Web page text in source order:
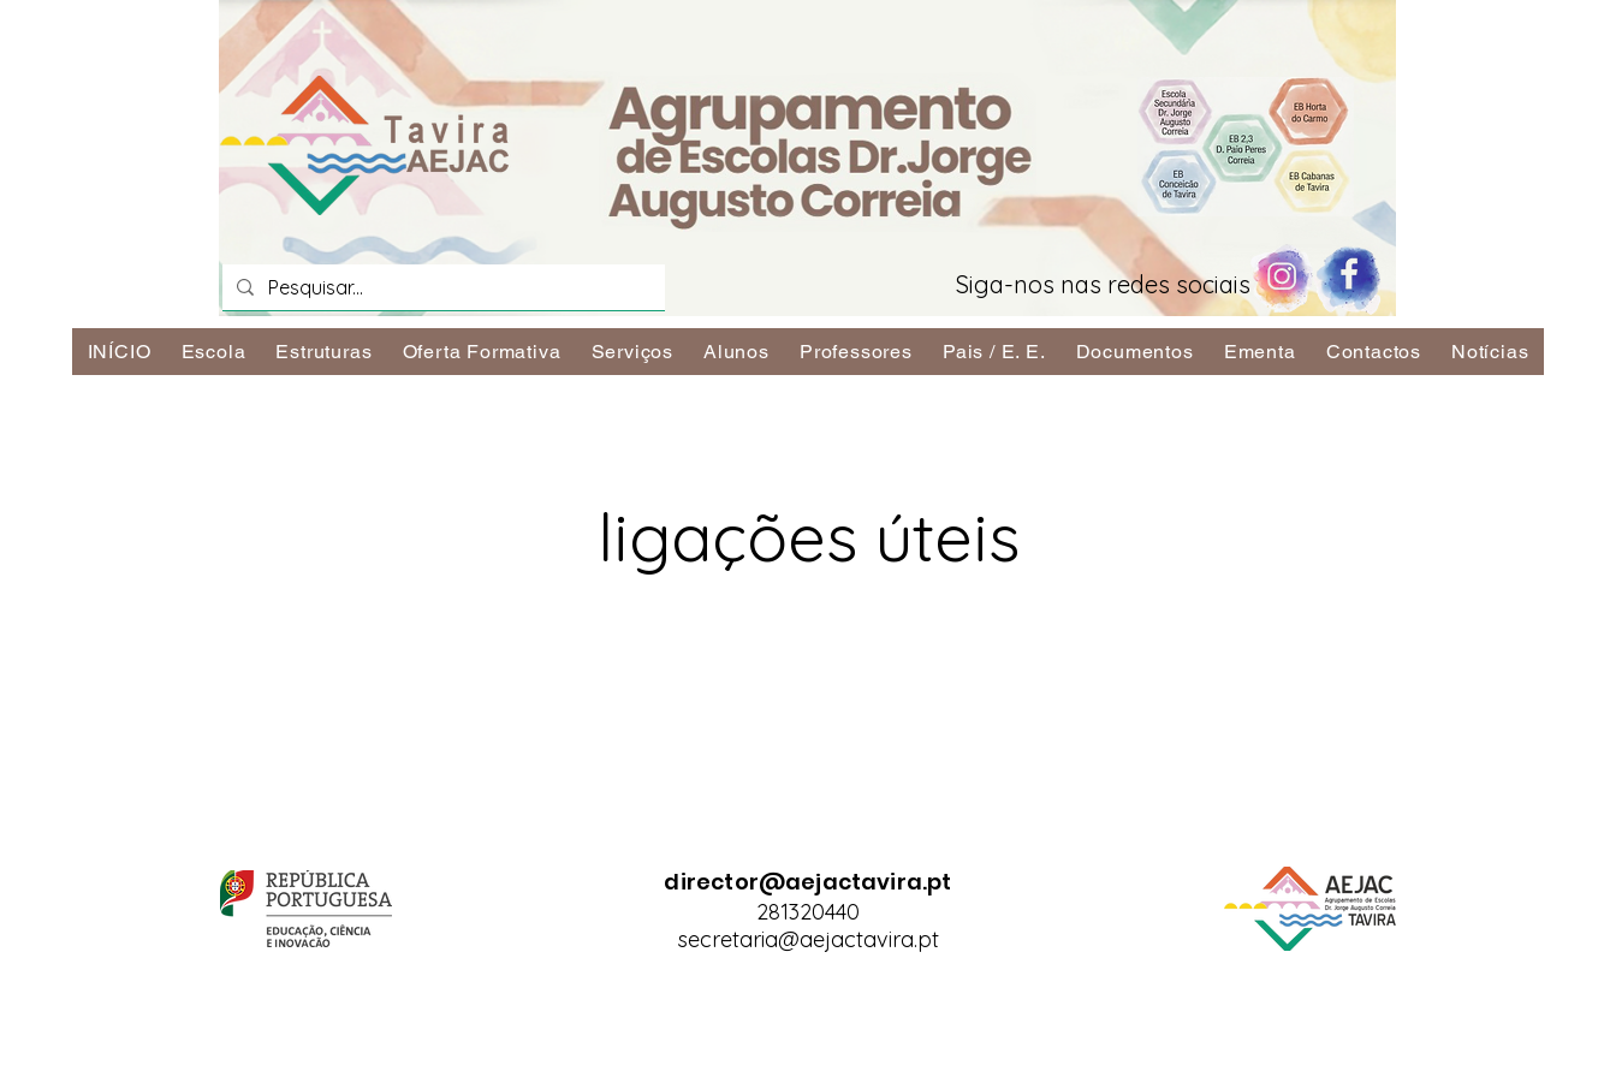
Siga-nos nas redes sociais
INÍCIO Escola Estruturas Oferta Formativa Serviços Alunos Professores Pais / E. E. Documentos Ementa Contactos Notícias
ligações úteis
director@aejactavira.pt
281320440
secretaria@aejactavira.pt